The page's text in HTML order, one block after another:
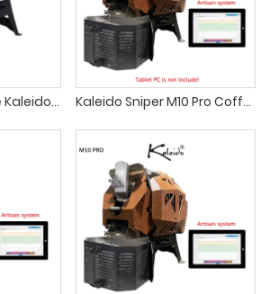
Torradeira de café Kaleido Sniper M10 Pro em casa Kaleido Sniper M10 Pro Coffee Roaster Torrador de café para pequenos lotes